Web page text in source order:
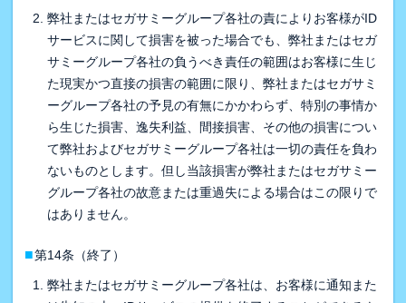
弊社またはセガサミーグループ各社の責によりお客様がID
サービスに関して損害を被った場合でも、弊社またはセガ
サミーグループ各社の負うべき責任の範囲はお客様に生じ
た現実かつ直接の損害の範囲に限り、弊社またはセガサミ
ーグループ各社の予見の有無にかかわらず、特別の事情か
ら生じた損害、逸失利益、間接損害、その他の損害につい
て弊社およびセガサミーグループ各社は一切の責任を負わ
ないものとします。但し当該損害が弊社またはセガサミー
グループ各社の故意または重過失による場合はこの限りで
はありません。
■第14条（終了）
弊社またはセガサミーグループ各社は、お客様に通知また